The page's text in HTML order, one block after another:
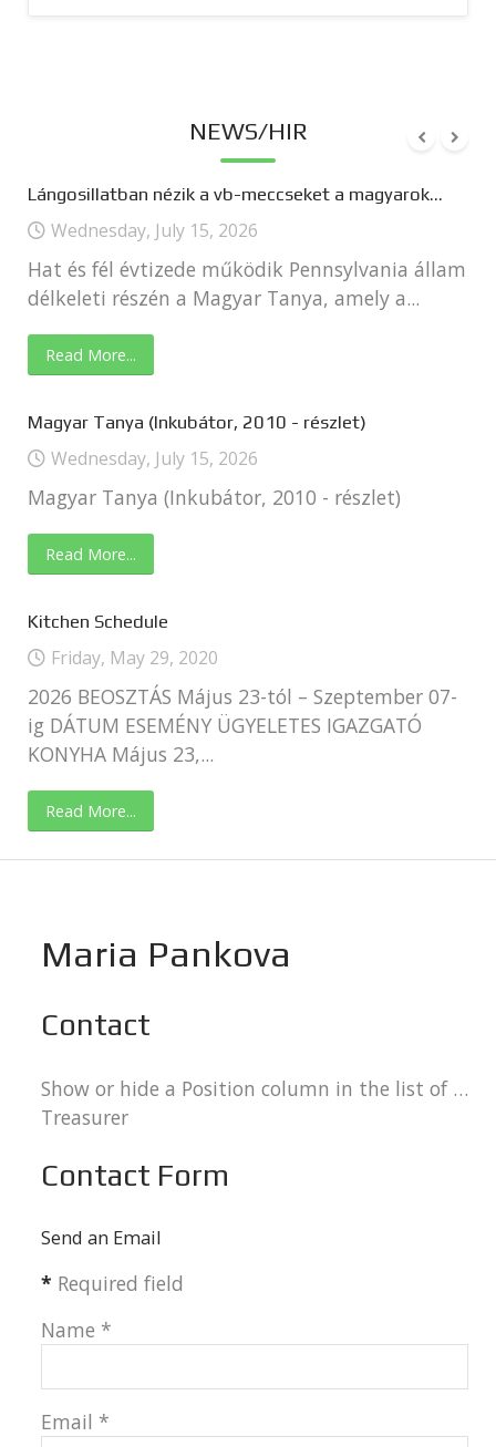
NEWS/HIR
Lángosillatban nézik a vb-meccseket a magyarok...
Wednesday, July 15, 2026
Hat és fél évtizede működik Pennsylvania állam
délkeleti részén a Magyar Tanya, amely a...
Read More...
Magyar Tanya (Inkubátor, 2010 - részlet)
Wednesday, July 15, 2026
Magyar Tanya (Inkubátor, 2010 - részlet)
Read More...
Kitchen Schedule
Friday, May 29, 2020
2026 BEOSZTÁS Május 23-tól – Szeptember 07-
ig DÁTUM ESEMÉNY ÜGYELETES IGAZGATÓ
KONYHA Május 23,...
Read More...
Maria Pankova
Contact
Show or hide a Position column in the list of Contacts.:
Treasurer
Contact Form
Send an Email
* Required field
Name *
Email *